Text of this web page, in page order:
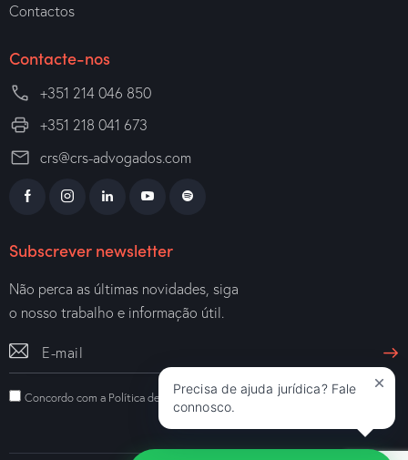
Contactos
Contacte-nos
+351 214 046 850
+351 218 041 673
crs@crs-advogados.com
Subscrever newsletter
Não perca as últimas novidades, siga
o nosso trabalho e informação útil.
Concordo com a Política de Privacidade
Precisa de ajuda jurídica? Fale
connosco.